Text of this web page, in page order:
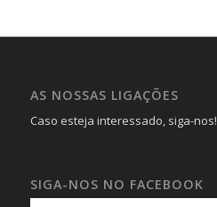
AS NOSSAS LIGAÇÕES
Caso esteja interessado, siga-nos!
SIGA-NOS NO FACEBOOK